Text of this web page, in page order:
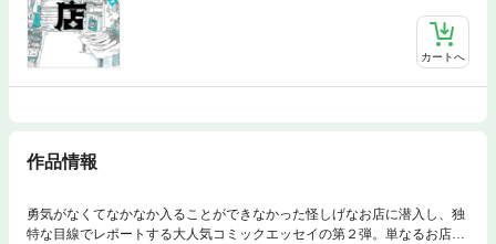
カートへ
作品情報
勇気がなくてなかなか入ることができなかった怪しげなお店に潜入し、独
特な目線でレポートする大人気コミックエッセイの第２弾。単なるお店紹